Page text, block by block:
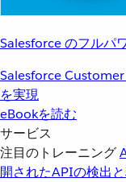
Salesforce のフルパ
Salesforce
を実現
eBookを読む
サービス
注目のトレーニング
開されたAPIの検出